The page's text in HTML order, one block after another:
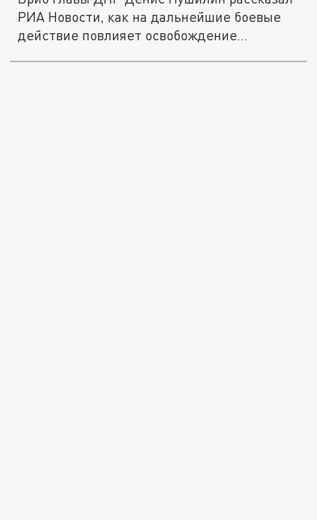
РИА Новости, как на дальнейшие боевые
действие повлияет освобождение...